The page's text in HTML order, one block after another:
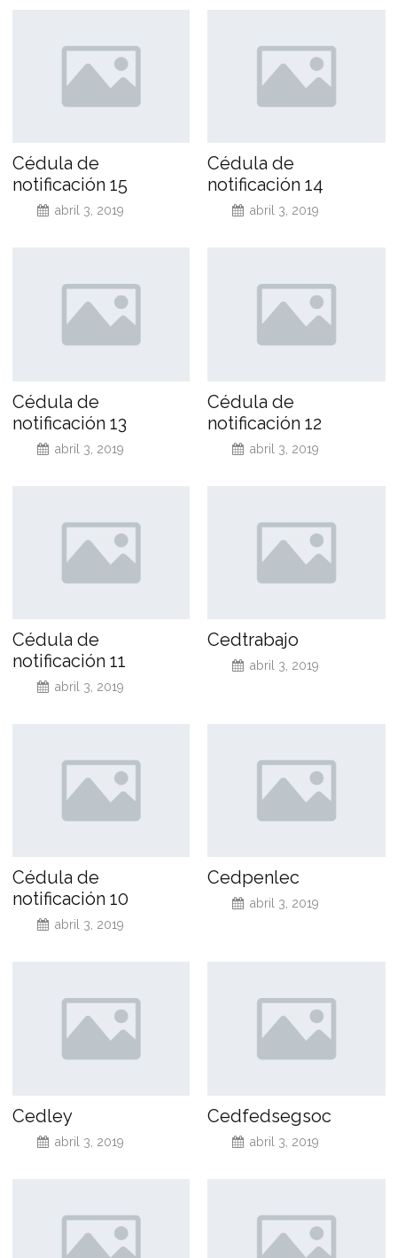
Cédula de
notificación 15
abril 3, 2019
Cédula de
notificación 14
abril 3, 2019
Cédula de
notificación 13
abril 3, 2019
Cédula de
notificación 12
abril 3, 2019
Cédula de
notificación 11
abril 3, 2019
Cedtrabajo
abril 3, 2019
Cédula de
notificación 10
abril 3, 2019
Cedpenlec
abril 3, 2019
Cedley
abril 3, 2019
Cedfedsegsoc
abril 3, 2019